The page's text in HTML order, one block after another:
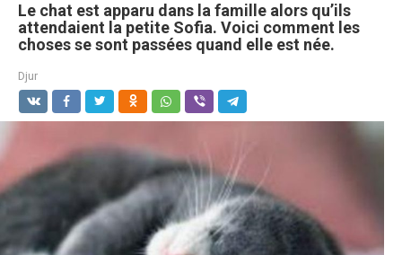
Le chat est apparu dans la famille alors qu’ils
attendaient la petite Sofia. Voici comment les
choses se sont passées quand elle est née.
Djur